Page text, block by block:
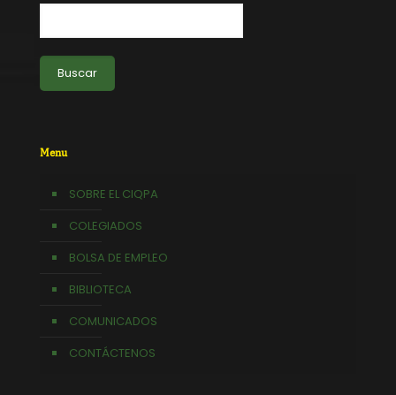
Buscar
Menu
SOBRE EL CIQPA
COLEGIADOS
BOLSA DE EMPLEO
BIBLIOTECA
COMUNICADOS
CONTÁCTENOS